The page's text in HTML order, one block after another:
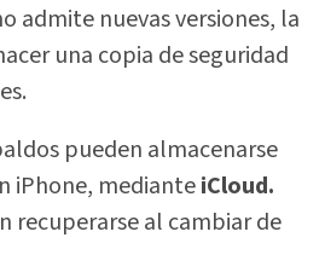
admite nuevas versiones, la
una copia de seguridad
pueden almacenarse
iPhone, medianteiCloud.
recuperarse al cambiar de